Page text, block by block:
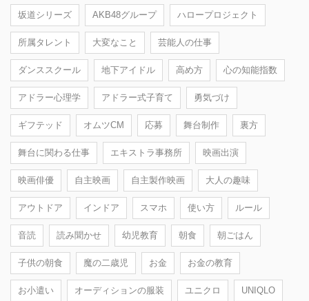
坂道シリーズ AKB48グループ ハロープロジェクト
所属タレント 大変なこと 芸能人の仕事
ダンススクール 地下アイドル 高め方 心の知能指数
アドラー心理学 アドラー式子育て 勇気づけ
ギフテッド オムツCM 応募 舞台制作 裏方
舞台に関わる仕事 エキストラ事務所 映画出演
映画俳優 自主映画 自主製作映画 大人の趣味
アウトドア インドア スマホ 使い方 ルール
音読 読み聞かせ 幼児教育 朝食 朝ごはん
子供の朝食 魔の二歳児 お金 お金の教育
お小遣い オーディションの服装 ユニクロ UNIQLO